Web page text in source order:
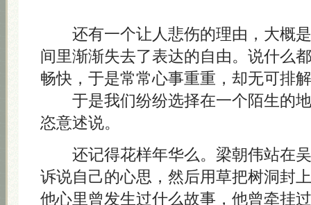
还有一个让人悲伤的理由，大概是
间里渐渐失去了表达的自由。说什么
畅快，于是常常心事重重，却无可排
于是我们纷纷选择在一个陌生的地
恣意述说。
还记得花样年华么。梁朝伟站在吴
诉说自己的心思，然后用草把树洞封
他心里曾发生过什么故事，他曾牵挂